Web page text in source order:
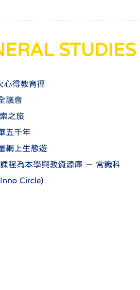
心得教育徑
議會
之旅
五千年
網上生態遊
程為本學與教資源庫 － 常識科
Circle)